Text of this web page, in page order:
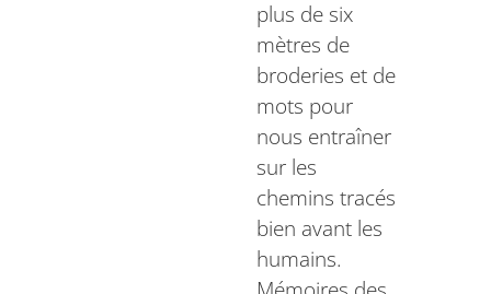
plus de six
mètres de
broderies et de
mots pour
nous entraîner
sur les
chemins tracés
bien avant les
humains.